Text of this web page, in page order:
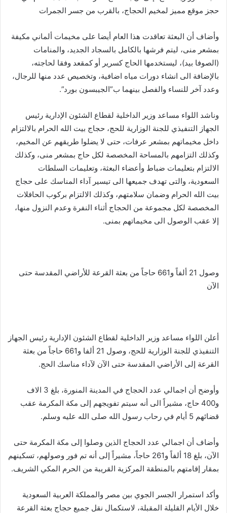
حجز موقع مميز لمخيم الحجاج، بالقرب من جسر الجمرات
وأضاف أن البعثة تعاقدت هذا العام أيضا على مخيمات ألماني مكيفة
بمشعر منى، ليتم فرشها بالكامل بالسجاد الجديد، والمنامات
(الصوفا بيد)، ليستخدمها الحاج كسرير أو كمقعد وفقا لحاجته،
بالإضافة الى انشاء دورات مياه اضافية، وتخصيص عدد منها للرجال،
وعدد آخر للنساء والفصل بينهما ب”الجيبسون بورد”.
وناشد اللواء مساعد وزير الداخلية لقطاع الشئون الإدارية رئيس
الجهاز التنفيذي للجنة الوزارية للحج، حجاج بيت الله الحرام بالالتزام
داخل مخيماتهم بمشعر عرفات، حتى لا يضلوا طريقهم عن المخيم،
وكذلك التزامهم بالمساحة المخصصة لكل حاج بمشعر منى، وكذلك
الالتزام بتعليمات ضباط وأعضاء البعثة، وتعليمات السلطات
السعودية، والتى تهدف جميعها الى تيسير آداء المناسك على حجاج
بيت الله الحرام وضمان سلامتهم، وكذلك الالتزام بركوب الحافلات
المخصصة لكل مجموعة من الحجاج أثناء النفرة وعدم النزول منها،
إلا عقب الوصول الى مخيماتهم بمنى.
وصول 21 ألفاً و661 حاجاً من بعثة القرعة للأراضي المقدسة حتى
الآن
أعلن اللواء مساعد وزير الداخلية لقطاع الشئون الإدارية رئيس الجهاز
التنفيذي للجنة الوزارية للحج، وصول 21 ألفا و661 حاجاً من بعثة
القرعة إلى الأراضي المقدسة حتى الآن لآداء مناسك الحج.
وأوضح أن اجمالي عدد الحجاج في المدينة المنورة، بلغ 3 الاف
و400 حاج، مشيراً الى أنه سيتم تفويجهم إلى مكة المكرمة عقب
قضائهم 5 أيام في رحاب رسول الله صلى الله عليه وسلم.
وأضاف أن اجمالي عدد الحجاج الذين وصلوا إلى مكة المكرمة حتى
الآن، بلغ 18 ألفاً و261 حاجاً، مشيراً إلى أنه تم فور وصولهم، تسكينهم
بمقار إقامتهم بالمنطقة المركزية القريبة من الحرم المكي الشريف.
وأكد استمرار الجسر الجوي بين مصر والمملكة العربية السعودية
خلال الأيام القليلة المقبلة، لاستكمال نقل جميع حجاج بعثة القرعة